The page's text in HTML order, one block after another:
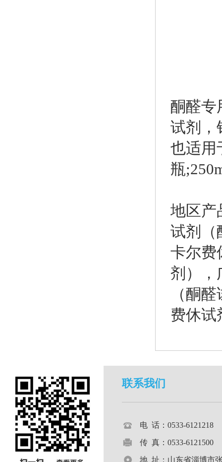
酮醛专
试剂，
也适用
瓶
地区
试剂（
卡尔费
剂）
，
（酮
费休试
联系我们
电 话：0533-
传 真：0533-6121500
地 址：山东省淄博市